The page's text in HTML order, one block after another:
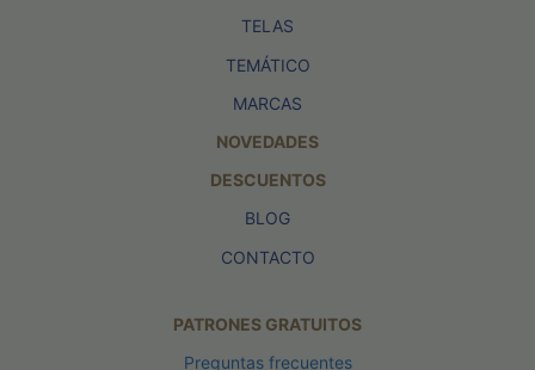
TELAS
TEMÁTICO
MARCAS
NOVEDADES
DESCUENTOS
BLOG
CONTACTO
PATRONES GRATUITOS
Preguntas frecuentes